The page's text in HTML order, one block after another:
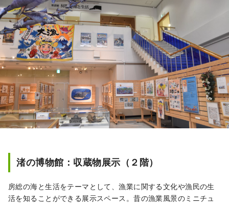
渚の博物館：収蔵物展示（２階）
房総の海と生活をテーマとして、漁業に関する文化や漁民の生
活を知ることができる展示スペース。昔の漁業風景のミニチュ